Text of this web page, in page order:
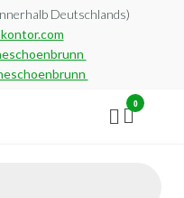
Deutschlands)
0